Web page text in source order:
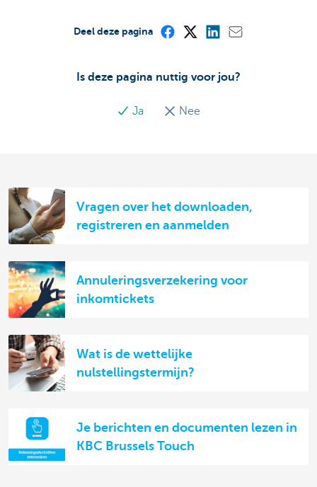
Is deze pagina nuttig voor jou?
Ja Nee
Deel deze pagina
Vragen over het downloaden,
registreren en aanmelden
Annuleringsverzekering voor
inkomtickets
Wat is de wettelijke
nulstellingstermijn?
Je berichten en documenten lezen in
KBC Brussels Touch